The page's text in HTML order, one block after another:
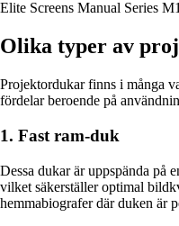
Elite Screens Manual Series
Olika typer av
Projektordukar finns i många
fördelar beroende på
1. Fast ram-duk
Dessa dukar är uppspända på
vilket säkerställer optimal
hemmabiografer där duken är